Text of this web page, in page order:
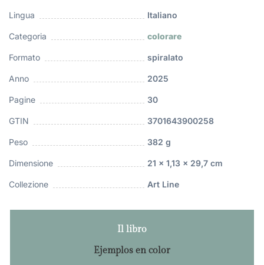
Lingua Italiano
Categoria colorare
Formato spiralato
Anno 2025
Pagine 30
GTIN 3701643900258
Peso 382 g
Dimensione 21 x 1,13 x 29,7 cm
Collezione Art Line
Il libro
Ejemplos en color